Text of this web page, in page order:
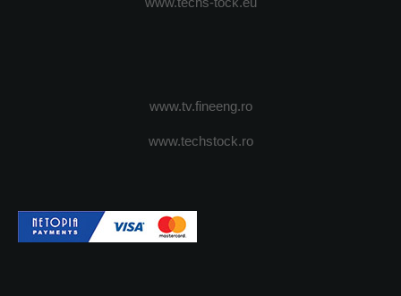
www.tv.fineeng.ro
www.techstock.ro